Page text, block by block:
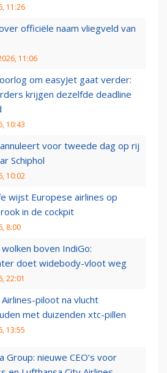
11:26
officiële naam vliegveld van
11:06
om easyJet gaat verder:
krijgen dezelfde deadline
10:43
voor tweede dag op rij
Schiphol
10:02
wijst Europese airlines op
in de cockpit
8:00
boven IndiGo:
doet widebody-vloot weg
22:01
Airlines-piloot na vlucht
met duizenden xtc-pillen
13:55
Group: nieuwe CEO’s voor